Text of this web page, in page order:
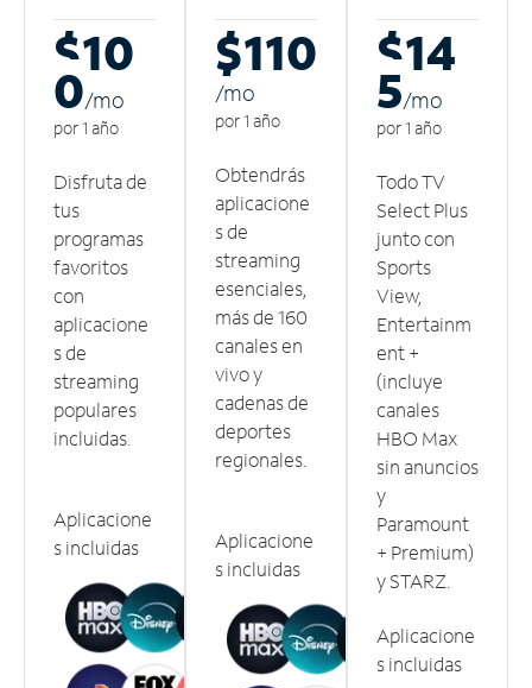
$10
0/mo
por 1 año
Disfruta de
tus
programas
favoritos
con
aplicacione
s de
streaming
populares
incluidas.
Aplicacione
s incluidas
$110
/mo
por 1 año
Obtendrás
aplicacione
s de
streaming
esenciales,
más de 160
canales en
vivo y
cadenas de
deportes
regionales.
Aplicacione
s incluidas
$14
5/mo
por 1 año
Todo TV
Select Plus
junto con
Sports
View,
Entertainm
ent +
(incluye
canales
HBO Max
sin anuncios
y
Paramount
+ Premium)
y STARZ.
Aplicacione
s incluidas